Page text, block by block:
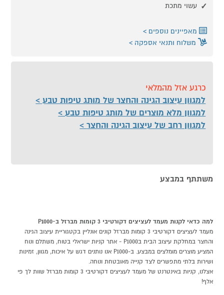
עשוי מתכת
מאפיינים נוספים
משלוח ותנאי אספקה
כרגע אזל מהמלאי
למגוון עיצוב הגינה והחצר של מותג טיפות טבע
למגוון מלא מוצרים של מותג טיפות טבע
למגוון רחב של עיצוב הגינה והחצר
משתתף במבצע
למה כדאי לקנות מעמד לעציצים דקורטיבי 3 קומות מברזל ב-P1000
מעמד לעציצים דקורטיבי 3 קומות מברזל קונים אונליין בקטגוריית עיצוב הגינה
והחצר במחלקת עיצוב הבית בP1000 - אתר קניות ישראלי בטוח, משתלם ונוח
המציע מוצרים מומלצים במבצע. ב-P1000 אנו נותנים דגש על איכות, מגוון, זמינות
ושירות בלתי מתפשרים לצד קנייה מאובטחת ונוחה.
אצלנו, קניות באינטרנט של מעמד לעציצים דקורטיבי 3 קומות מברזל שוות לך פי
אלף!